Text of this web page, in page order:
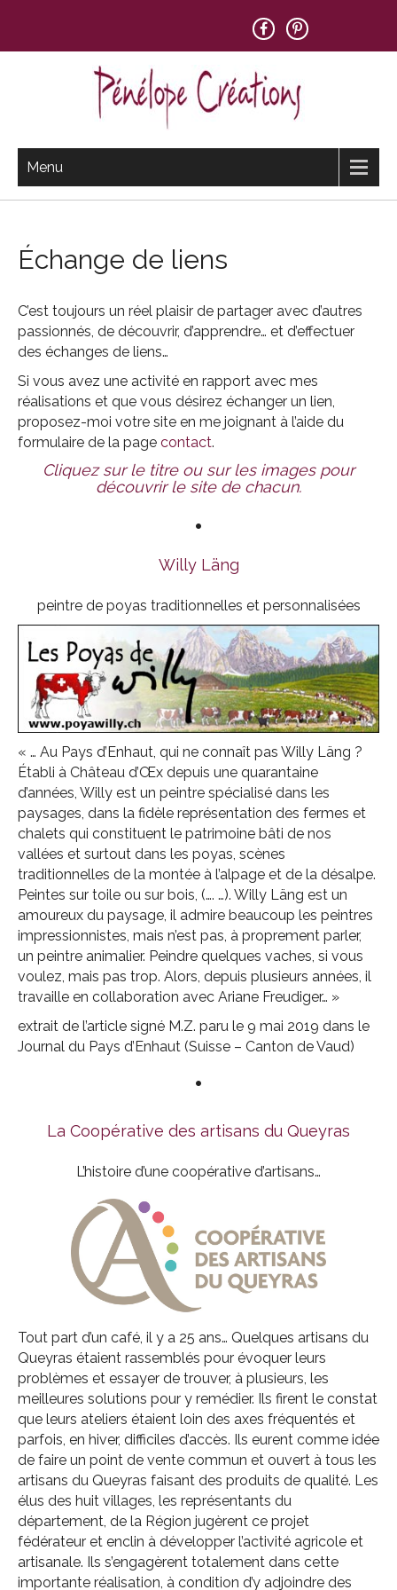
content
PENELOPE CREATIONS
Menu
Échange de liens
C’est toujours un réel plaisir de partager avec d’autres
passionnés, de découvrir, d’apprendre… et d’effectuer
des échanges de liens…
Si vous avez une activité en rapport avec mes
réalisations et que vous désirez échanger un lien,
proposez-moi votre site en me joignant à l’aide du
formulaire de la page contact.
Cliquez sur le titre ou sur les images pour
découvrir le site de chacun.
•
Willy Läng
peintre de poyas traditionnelles et personnalisées
« … Au Pays d’Enhaut, qui ne connaît pas Willy Läng ?
Établi à Château d’Œx depuis une quarantaine
d’années, Willy est un peintre spécialisé dans les
paysages, dans la fidèle représentation des fermes et
chalets qui constituent le patrimoine bâti de nos
vallées et surtout dans les poyas, scènes
traditionnelles de la montée à l’alpage et de la désalpe.
Peintes sur toile ou sur bois, (…. …). Willy Läng est un
amoureux du paysage, il admire beaucoup les peintres
impressionnistes, mais n’est pas, à proprement parler,
un peintre animalier. Peindre quelques vaches, si vous
voulez, mais pas trop. Alors, depuis plusieurs années, il
travaille en collaboration avec Ariane Freudiger… »
extrait de l’article signé M.Z. paru le 9 mai 2019 dans le
Journal du Pays d’Enhaut (Suisse – Canton de Vaud)
•
La Coopérative des artisans du Queyras
L’histoire d’une coopérative d’artisans…
Tout part d’un café, il y a 25 ans… Quelques artisans du
Queyras étaient rassemblés pour évoquer leurs
problèmes et essayer de trouver, à plusieurs, les
meilleures solutions pour y remédier. Ils firent le constat
que leurs ateliers étaient loin des axes fréquentés et
parfois, en hiver, difficiles d’accès. Ils eurent comme idée
de faire un point de vente commun et ouvert à tous les
artisans du Queyras faisant des produits de qualité. Les
élus des huit villages, les représentants du
département, de la Région jugèrent ce projet
fédérateur et enclin à développer l’activité agricole et
artisanale. Ils s’engagèrent totalement dans cette
importante réalisation, à condition d’y adjoindre des